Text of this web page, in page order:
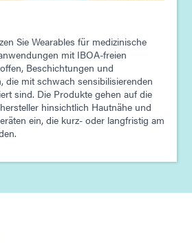
Sie Wearables für medizinische
mit IBOA-freien
Beschichtungen und
die mit schwach sensibilisierenden
sind. Die Produkte gehen auf die
hinsichtlich Hautnähe und
ein, die kurz- oder langfristig am